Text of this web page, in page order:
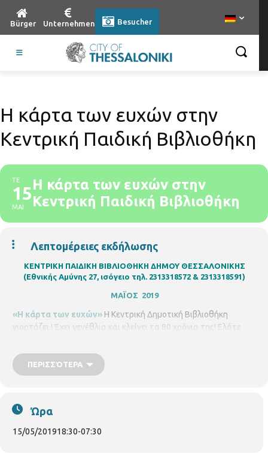
Bürger Unternehmen Besucher
Η κάρτα των ευχών στην
Κεντρική Παιδική Βιβλιοθήκη
ΤΕ
15
ΜΑΙ
Η κάρτα των ευχών στην
Κεντρική Παιδική Βιβλιοθήκη
Λεπτομέρειες εκδήλωσης
ΚΕΝΤΡΙΚΗ ΠΑΙΔΙΚΗ ΒΙΒΛΙΟΘΗΚΗ ΔΗΜΟΥ ΘΕΣΣΑΛΟΝΙΚΗΣ
(Εθνικής Αμύνης 27, ισόγειο τηλ. 2313318572 & 2313318591)
ΜΑΪΟΣ 2019
«Η κάρτα των ευχών» Η Κεντρική Δημοτική Βιβλιοθήκη
γιορτάζει ! Έχει γενέθλια και κλείνει τα 80 χρόνια της! Ελάτε
γράφοντας ευχές , κάποιους στίχους ή οτιδήποτε άλλο
επιθυμείτε. Σας περιμένουμε όλους!
18.30 – 19.30
ΠΕΡΙΣΣΌΤΕΡΑ
Ώρα
15/05/201918:30-07:30